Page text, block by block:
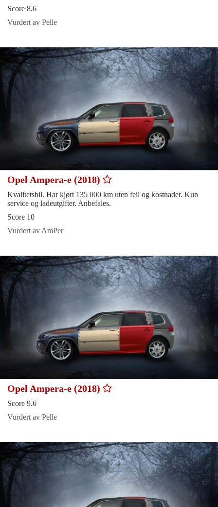
Score 8.6
Vurdert av Pelle
Opel Ampera-e (2018)
Kvalitetsbil. Har kjørt 135 000 km uten feil og kostnader. Kun
service og ladeutgifter. Anbefales.
Score 10
Vurdert av AmPer
Opel Ampera-e (2018)
Score 9.6
Vurdert av Pelle